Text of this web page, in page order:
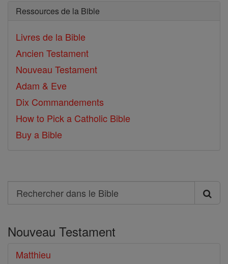
Ressources de la Bible
Livres de la Bible
Ancien Testament
Nouveau Testament
Adam & Eve
Dix Commandements
How to Pick a Catholic Bible
Buy a Bible
Search
Rechercher
le
Bible
Nouveau Testament
Matthieu